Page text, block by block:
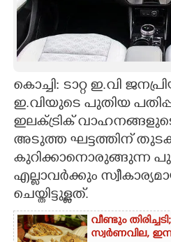
ART
ASTRO
CARTOONS
LITERATURE
CONTACT US
കൊച്ചി: ടാറ്റ ഇ.വി
ഇ.വിയുടെ പുതിയ
ഇലക്ട്രിക്
അടുത്ത ഘട്ടത്തിന്
കുറിക്കാനൊരുങ്ങുന്ന
എല്ലാവർക്കും
ചെയ്തിട്ടുള്ളത്.
വീണ്ടും
സ്വർണവില,